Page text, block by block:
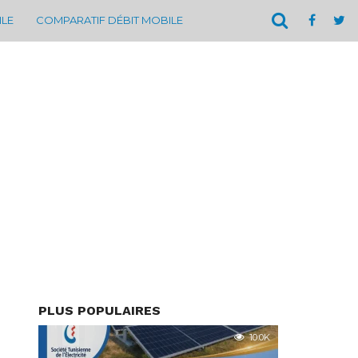
COMPARATIF DÉBIT MOBILE
PLUS POPULAIRES
10.0K